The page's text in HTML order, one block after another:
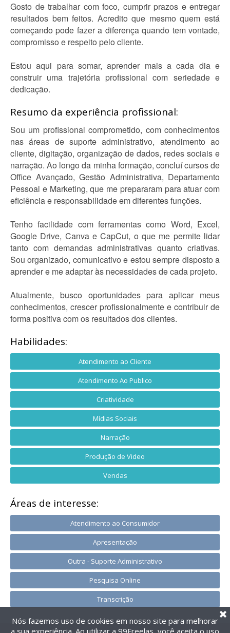
Gosto de trabalhar com foco, cumprir prazos e entregar
resultados bem feitos. Acredito que mesmo quem está
começando pode fazer a diferença quando tem vontade,
compromisso e respeito pelo cliente.
Estou aqui para somar, aprender mais a cada dia e
construir uma trajetória profissional com seriedade e
dedicação.
Resumo da experiência profissional:
Sou um profissional comprometido, com conhecimentos
nas áreas de suporte administrativo, atendimento ao
cliente, digitação, organização de dados, redes sociais e
narração. Ao longo da minha formação, concluí cursos de
Office Avançado, Gestão Administrativa, Departamento
Pessoal e Marketing, que me prepararam para atuar com
eficiência e responsabilidade em diferentes funções.
Tenho facilidade com ferramentas como Word, Excel,
Google Drive, Canva e CapCut, o que me permite lidar
tanto com demandas administrativas quanto criativas.
Sou organizado, comunicativo e estou sempre disposto a
aprender e me adaptar às necessidades de cada projeto.
Atualmente, busco oportunidades para aplicar meus
conhecimentos, crescer profissionalmente e contribuir de
forma positiva com os resultados dos clientes.
Habilidades:
Atendimento ao Cliente
Atendimento Ao Publico
Criatividade
Mídias Sociais
Narração
Produção de Video
Vendas
Áreas de interesse:
Atendimento ao Consumidor
Apresentação
Outra - Suporte Administrativo
Pesquisa Online
Transcrição
Nós fazemos uso de cookies em nosso site para melhorar
a sua experiência. Ao utilizar a 99Freelas, você aceita o uso